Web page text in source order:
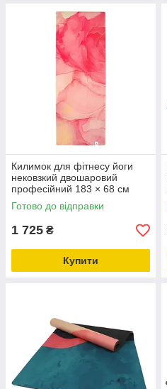
Килимок для фітнесу йоги
нековзкий двошаровий
професійний 183 × 68 см
товщина 4 мм льон каучук
Gemini Pro JFY-0701
Готово до відправки
1 725 ₴
Купити